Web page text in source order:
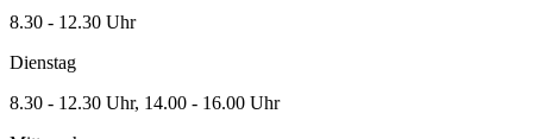
8.30 - 12.30 Uhr
Dienstag
8.30 - 12.30 Uhr, 14.00 - 16.00 Uhr